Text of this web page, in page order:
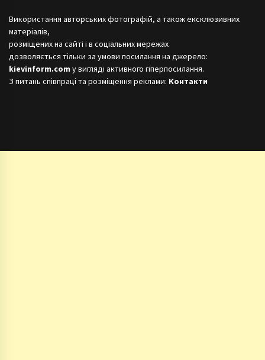
Використання авторських фотографій, а також ексклюзивних
матеріалів,
розміщених на сайті і в соціальних мережах
дозволяється тільки за умови посилання на джерело:
kievinform.com у вигляді активного гіперпосилання.
З питань співпраці та розміщення реклами: Контакти